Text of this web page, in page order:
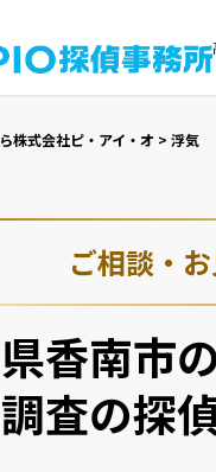
株式会社ピ・アイ・オ > 浮気
ご相談・
香南市
査の探